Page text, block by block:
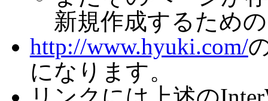
新規作成するため
http://www.hyuki.com/
になります。